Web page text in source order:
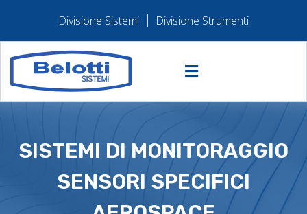
Divisione Sistemi Divisione Strumenti
SISTEMI DI MONITORAGGIO
SENSORI SPECIFICI